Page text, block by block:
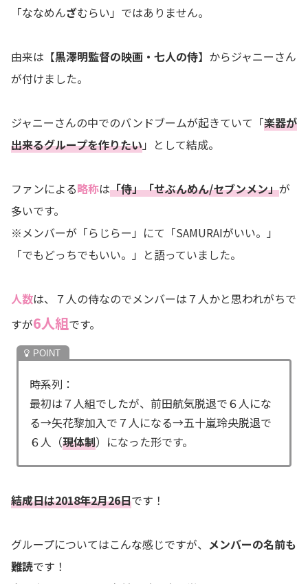
「ななめんざむらい」ではありません。
由来は【黒澤明監督の映画・七人の侍】からジャニーさん
が付けました。
ジャニーさんの中でのバンドブームが起きていて「楽器が
出来るグループを作りたい」として結成。
ファンによる略称は「侍」「せぶんめん/セブンメン」が
多いです。
※メンバーが「らじらー」にて「SAMURAIがいい。」
「でもどっちでもいい。」と語っていました。
人数は、７人の侍なのでメンバーは７人かと思われがちで
すが6人組です。
時系列：
最初は７人組でしたが、前田航気脱退で６人にな
る→矢花黎加入で７人になる→五十嵐玲央脱退で
６人（現体制）になった形です。
結成日は2018年2月26日です！
グループについてはこんな感じですが、 メンバーの名前も
難読です！